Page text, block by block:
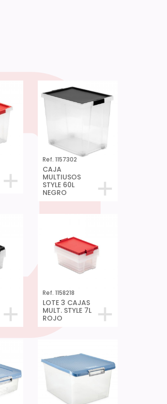
Ref. 1157302
CAJA
MULTIUSOS
STYLE 60L
NEGRO
Ref. 1158218
LOTE 3 CAJAS
MULT. STYLE 7L
ROJO